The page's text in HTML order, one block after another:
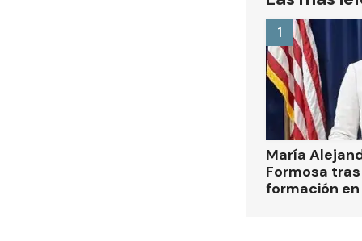
María
Formosa
formación
1